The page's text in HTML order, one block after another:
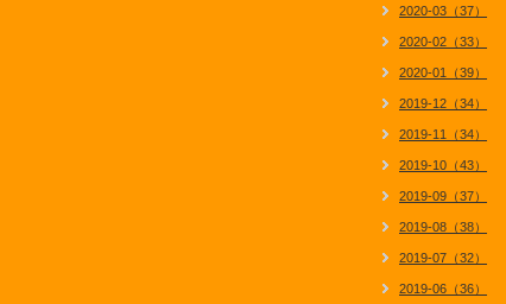
2020-03（37）
2020-02（33）
2020-01（39）
2019-12（34）
2019-11（34）
2019-10（43）
2019-09（37）
2019-08（38）
2019-07（32）
2019-06（36）